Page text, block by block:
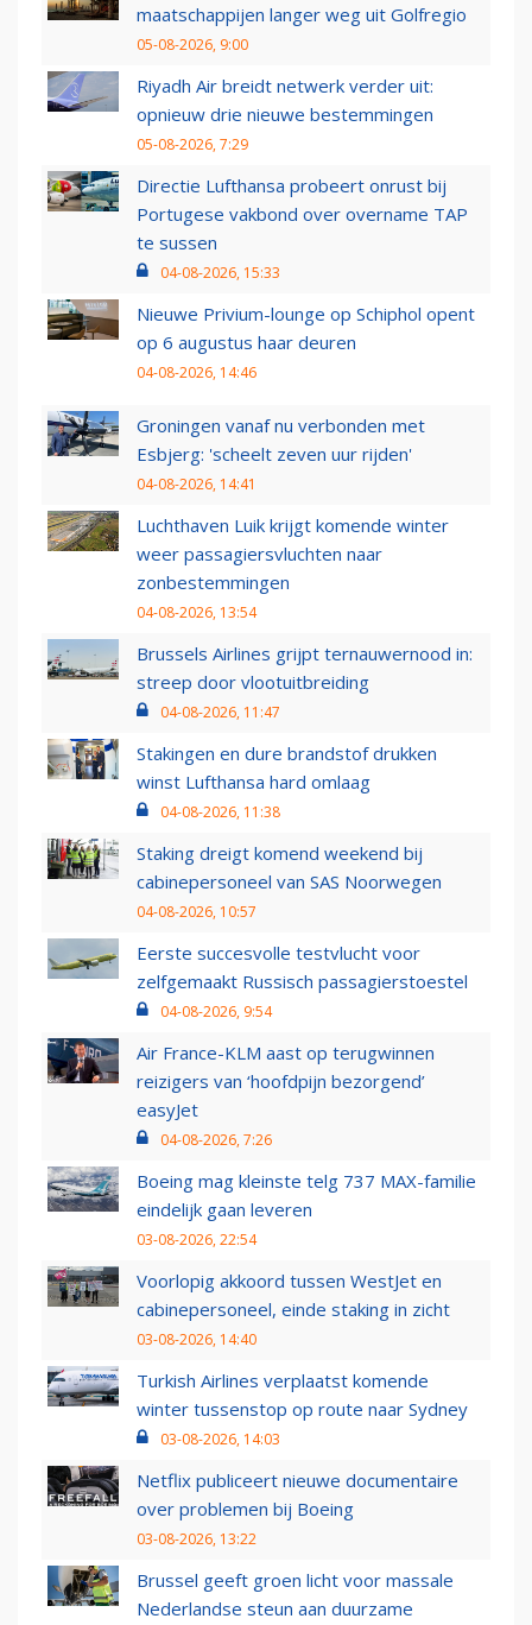
maatschappijen langer weg uit Golfregio
05-08-2026, 9:00
Riyadh Air breidt netwerk verder uit:
opnieuw drie nieuwe bestemmingen
05-08-2026, 7:29
Directie Lufthansa probeert onrust bij
Portugese vakbond over overname TAP
te sussen
04-08-2026, 15:33
Nieuwe Privium-lounge op Schiphol opent
op 6 augustus haar deuren
04-08-2026, 14:46
Groningen vanaf nu verbonden met
Esbjerg: 'scheelt zeven uur rijden'
04-08-2026, 14:41
Luchthaven Luik krijgt komende winter
weer passagiersvluchten naar
zonbestemmingen
04-08-2026, 13:54
Brussels Airlines grijpt ternauwernood in:
streep door vlootuitbreiding
04-08-2026, 11:47
Stakingen en dure brandstof drukken
winst Lufthansa hard omlaag
04-08-2026, 11:38
Staking dreigt komend weekend bij
cabinepersoneel van SAS Noorwegen
04-08-2026, 10:57
Eerste succesvolle testvlucht voor
zelfgemaakt Russisch passagierstoestel
04-08-2026, 9:54
Air France-KLM aast op terugwinnen
reizigers van ‘hoofdpijn bezorgend’
easyJet
04-08-2026, 7:26
Boeing mag kleinste telg 737 MAX-familie
eindelijk gaan leveren
03-08-2026, 22:54
Voorlopig akkoord tussen WestJet en
cabinepersoneel, einde staking in zicht
03-08-2026, 14:40
Turkish Airlines verplaatst komende
winter tussenstop op route naar Sydney
03-08-2026, 14:03
Netflix publiceert nieuwe documentaire
over problemen bij Boeing
03-08-2026, 13:22
Brussel geeft groen licht voor massale
Nederlandse steun aan duurzame